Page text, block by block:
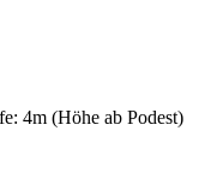
4m (Höhe ab Podest)